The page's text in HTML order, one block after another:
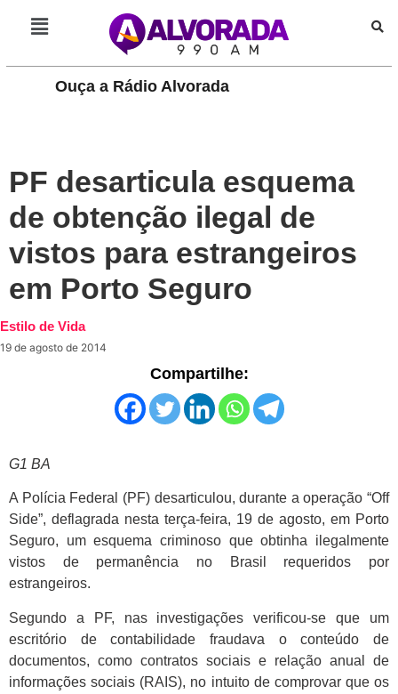
Ouça a Rádio Alvorada
PF desarticula esquema
de obtenção ilegal de
vistos para estrangeiros
em Porto Seguro
Estilo de Vida
19 de agosto de 2014
Compartilhe:
G1 BA
A Polícia Federal (PF) desarticulou, durante a operação “Off
Side”, deflagrada nesta terça-feira, 19 de agosto, em Porto
Seguro, um esquema criminoso que obtinha ilegalmente
vistos de permanência no Brasil requeridos por
estrangeiros.
Segundo a PF, nas investigações verificou-se que um
escritório de contabilidade fraudava o conteúdo de
documentos, como contratos sociais e relação anual de
informações sociais (RAIS), no intuito de comprovar que os